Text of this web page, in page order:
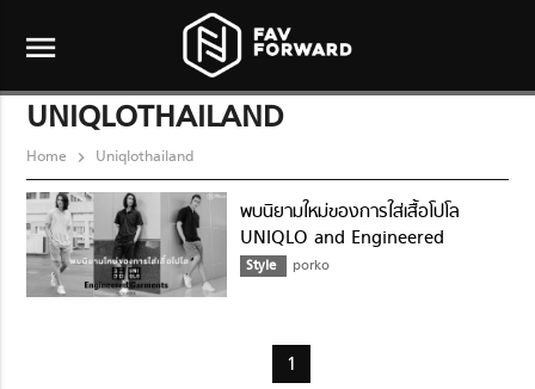
menu
UNIQLOTHAILAND
Home Uniqlothailand
พบนิยามใหม่ของการใส่เสื้อโปโล
UNIQLO and Engineered
Garments
Style porko
1